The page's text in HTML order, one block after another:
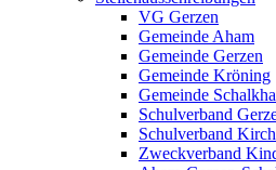
VG Gerzen
Gemeinde Aham
Gemeinde Gerzen
Gemeinde Kröning
Gemeinde
Schulverband
Schulverband
Zweckverband